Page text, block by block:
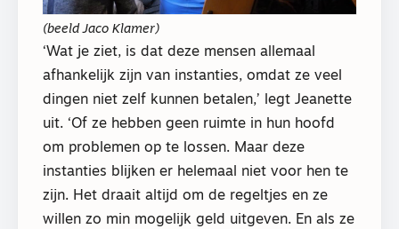
(beeld Jaco Klamer)
‘Wat je ziet, is dat deze mensen allemaal
afhankelijk zijn van instanties, omdat ze veel
dingen niet zelf kunnen betalen,’ legt Jeanette
uit. ‘Of ze hebben geen ruimte in hun hoofd
om problemen op te lossen. Maar deze
instanties blijken er helemaal niet voor hen te
zijn. Het draait altijd om de regeltjes en ze
willen zo min mogelijk geld uitgeven. En als ze